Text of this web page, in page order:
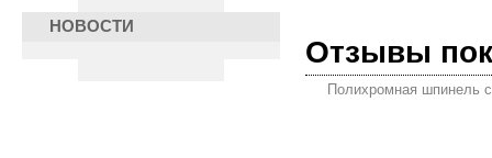
НОВОСТИ
Отзывы
Полихромная шпинель